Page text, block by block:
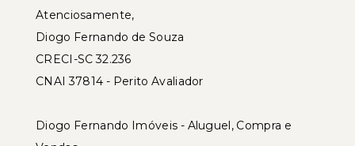
Atenciosamente,
Diogo Fernando de Souza
CRECI-SC 32.236
CNAI 37814 - Perito Avaliador
Diogo Fernando Imóveis - Aluguel, Compra e